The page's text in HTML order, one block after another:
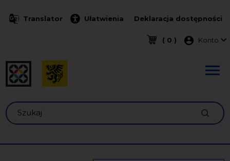
Translator Ułatwienia Deklaracja dostępności
( 0 ) Menu
Konto
Szukaj